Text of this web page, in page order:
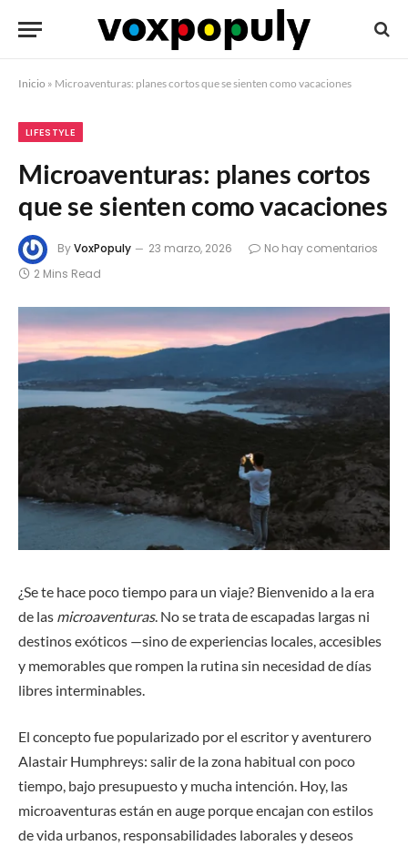
Inicio » Microaventuras: planes cortos que se sienten como vacaciones
LIFESTYLE
Microaventuras: planes cortos
que se sienten como vacaciones
ByVoxPopuly 23 marzo, 2026
No hay comentarios
2 Mins Read
¿Se te hace poco tiempo para un viaje? Bienvenido a la era
de las microaventuras. No se trata de escapadas largas ni
destinos exóticos —sino de experiencias locales, accesibles
y memorables que rompen la rutina sin necesidad de días
libres interminables.
El concepto fue popularizado por el escritor y aventurero
Alastair Humphreys: salir de la zona habitual con poco
tiempo, bajo presupuesto y mucha intención. Hoy, las
microaventuras están en auge porque encajan con estilos
de vida urbanos, responsabilidades laborales y deseos